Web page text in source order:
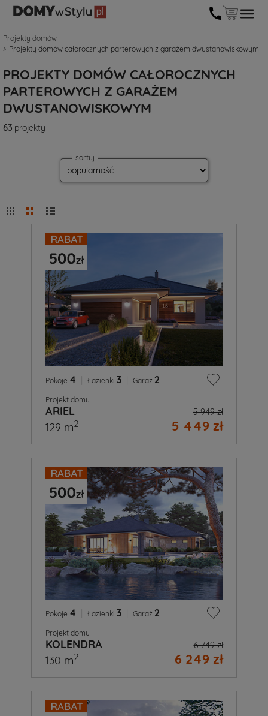
Projekty domów
Projekty domów całorocznych parterowych z garażem dwustanowiskowym
PROJEKTY DOMÓW CAŁOROCZNYCH
PARTEROWYCH Z GARAŻEM
DWUSTANOWISKOWYM
63 projekty
sortuj
Pokoje 4 Łazienki 3 Garaż 2
Projekt domu
ARIEL 5 949 zł
5 449 zł
129 m2
Pokoje 4 Łazienki 3 Garaż 2
Projekt domu
KOLENDRA 6 749 zł
6 249 zł
130 m2